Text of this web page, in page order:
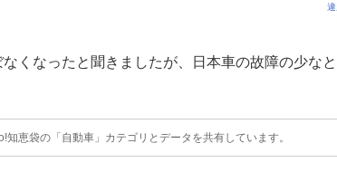
くなったと聞きましたが、日本車の故障の少な
知恵袋の「自動車」カテゴリとデータを共有しています。